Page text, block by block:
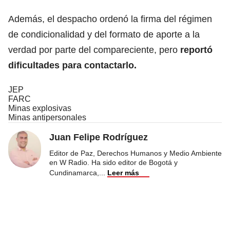
Además, el despacho ordenó la firma del régimen
de condicionalidad y del formato de aporte a la
verdad por parte del compareciente, pero reportó
dificultades para contactarlo.
JEP
FARC
Minas explosivas
Minas antipersonales
Juan Felipe Rodríguez
Editor de Paz, Derechos Humanos y Medio Ambiente
en W Radio. Ha sido editor de Bogotá y
Cundinamarca,
Leer más